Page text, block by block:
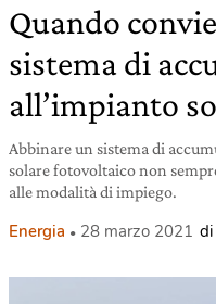
Quando
sistema di
all’impianto
Abbinare un sistema di
solare fotovoltaico non
alle modalità di impiego.
Energia 28 marzo 2021 di